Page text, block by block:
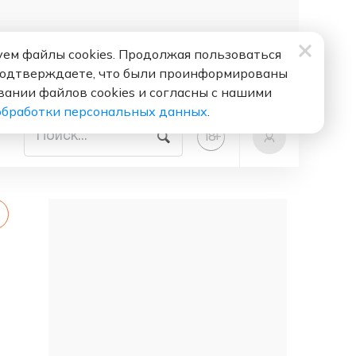
18+
файлы cookies. Продолжая пользоваться
что были проинформированы
файлов cookies и согласны с нашими
персональных данных.